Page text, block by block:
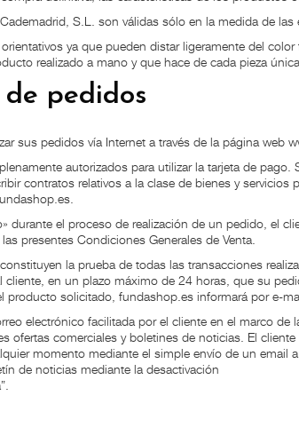
S.L. son válidas sólo en la medida de las
ya que pueden distar ligeramente del color
realizado a mano y que hace de cada pieza
pedidos
sus pedidos vía Internet a través de la página web
autorizados para utilizar la tarjeta de pago.
contratos relativos a la clase de bienes y servicios
durante el proceso de realización de un pedido, el
presentes Condiciones Generales de Venta.
la prueba de todas las transacciones
en un plazo máximo de 24 horas, que su
producto solicitado, fundashop.es informará por e-
electrónico facilitada por el cliente en el marco de
ofertas comerciales y boletines de noticias. El
momento mediante el simple envío de un email a
de noticias mediante la desactivación